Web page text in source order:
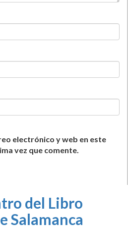
electrónico y web en este
vez que comente.
del Libro
Salamanca